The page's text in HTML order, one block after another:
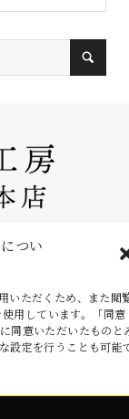
つい
いただくため、また閲
用しています。「同意
同意いただいたものと
設定を行うことも可能
る公式のネットシ
を現地より無駄を
Reserved.